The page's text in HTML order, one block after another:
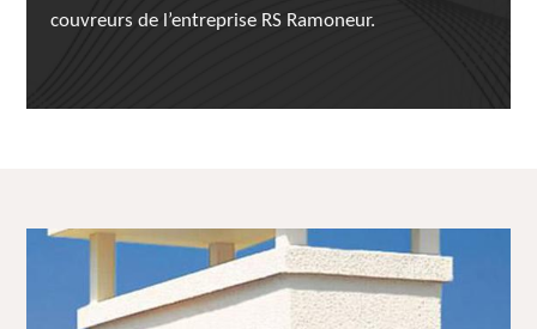
couvreurs de l’entreprise RS Ramoneur.